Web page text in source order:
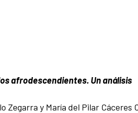
afrodescendientes. Un análisis
Zegarra y María del Pilar Cáceres